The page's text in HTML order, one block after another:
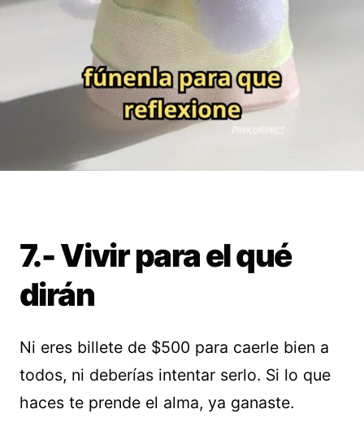
7.- Vivir para el qué
dirán
Ni eres billete de $500 para caerle bien a
todos, ni deberías intentar serlo. Si lo que
haces te prende el alma, ya ganaste.